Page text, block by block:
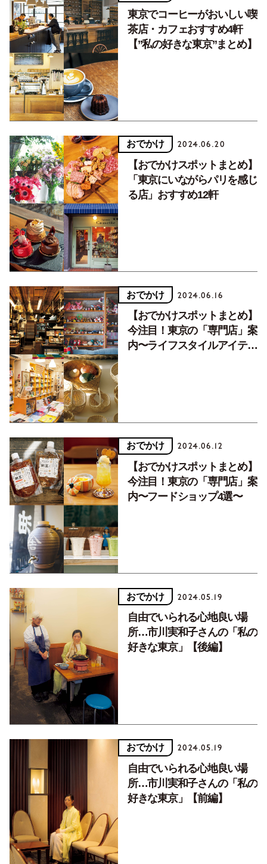
東京でコーヒーがおいしい喫
茶店・カフェおすすめ4軒
【”私の好きな東京”まとめ】
おでかけ 2024.06.20
【おでかけスポットまとめ】
「東京にいながらパリを感じ
る店」おすすめ12軒
おでかけ 2024.06.16
【おでかけスポットまとめ】
今注目！東京の「専門店」案
内〜ライフスタイルアイテム
おでかけ 2024.06.12
【おでかけスポットまとめ】
今注目！東京の「専門店」案
内〜フードショップ4選〜
おでかけ 2024.05.19
自由でいられる心地良い場
所…市川実和子さんの「私の
好きな東京」【後編】
おでかけ 2024.05.19
自由でいられる心地良い場
所…市川実和子さんの「私の
好きな東京」【前編】